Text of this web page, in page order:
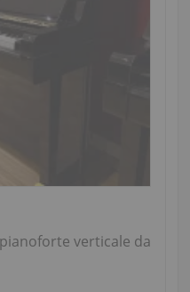
verticale da